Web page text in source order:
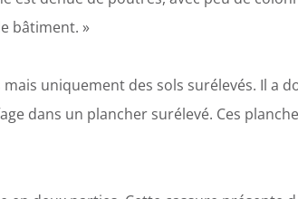
bâtiment. »
uniquement des sols surélevés. Il a
dans un plancher surélevé. Ces